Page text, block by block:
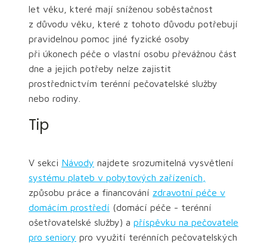
let věku, které mají sníženou soběstačnost
z důvodu věku, které z tohoto důvodu potřebují
pravidelnou pomoc jiné fyzické osoby
při úkonech péče o vlastní osobu převážnou část
dne a jejich potřeby nelze zajistit
prostřednictvím terénní pečovatelské služby
nebo rodiny.
Tip
V sekci Návody najdete srozumitelná vysvětlení
systému plateb v pobytových zařízeních,
způsobu práce a financování zdravotní péče v
domácím prostředí (domácí péče - terénní
ošetřovatelské služby) a příspěvku na pečovatele
pro seniory pro využití terénních pečovatelských